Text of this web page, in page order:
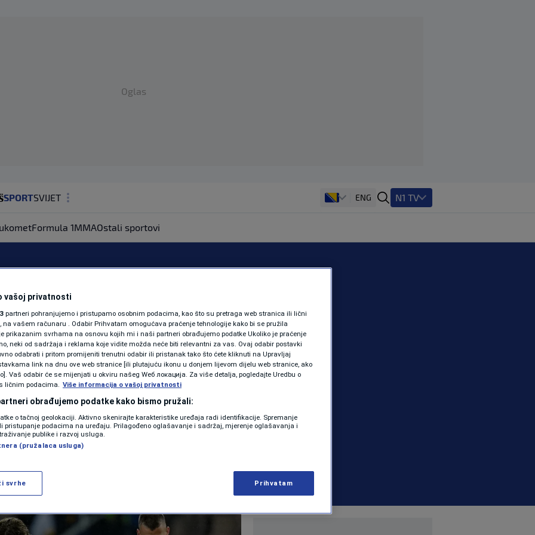
Oglas
SPORTSVIJET
ZDRAVLJE
SHOWBIZ
KOLUMNE
PODCAST
N1 SPECIJAL
FENOMENI
NEISTRAŽENO
VIRALNO
VIDEO
ENG N1 TV
Formula 1MMAOstali sportovi
u da mijenja
reprezentacija:
u kvalifikacijama
| NOGOMET | 0 komentara
Više
vašoj privatnosti
partneri pohranjujemo i pristupamo osobnim podacima, kao što su pretraga web stranica ili lični
na vašem računaru . Odabir Prihvatam omogućava praćenje tehnologije kako bi se pružila
prikazanim svrhama na osnovu kojih mi i naši partneri obrađujemo podatke Ukoliko je praćenje
neki od sadržaja i reklama koje vidite možda neće biti relevantni za vas. Ovaj odabir postavki
odabrati i pritom promijeniti trenutni odabir ili pristanak tako što ćete kliknuti na Upravljaj
link na dnu ove web stranice [ili plutajuću ikonu u donjem lijevom dijelu web stranice, ako
Vaš odabir će se mijenjati u okviru našeg Wеб локација. Za više detalja, pogledajte Uredbu o
ličnim podacima. Više informacija o vašoj privatnosti
obrađujemo podatke kako bismo pružali:
o tačnoj geolokaciji. Aktivno skenirajte karakteristike uređaja radi identifikacije. Spremanje
pristupanje podacima na uređaju. Prilagođeno oglašavanje i sadržaj, mjerenje oglašavanja i
publike i razvoj usluga.
(pružalaca usluga)
svrhe Prihvatam